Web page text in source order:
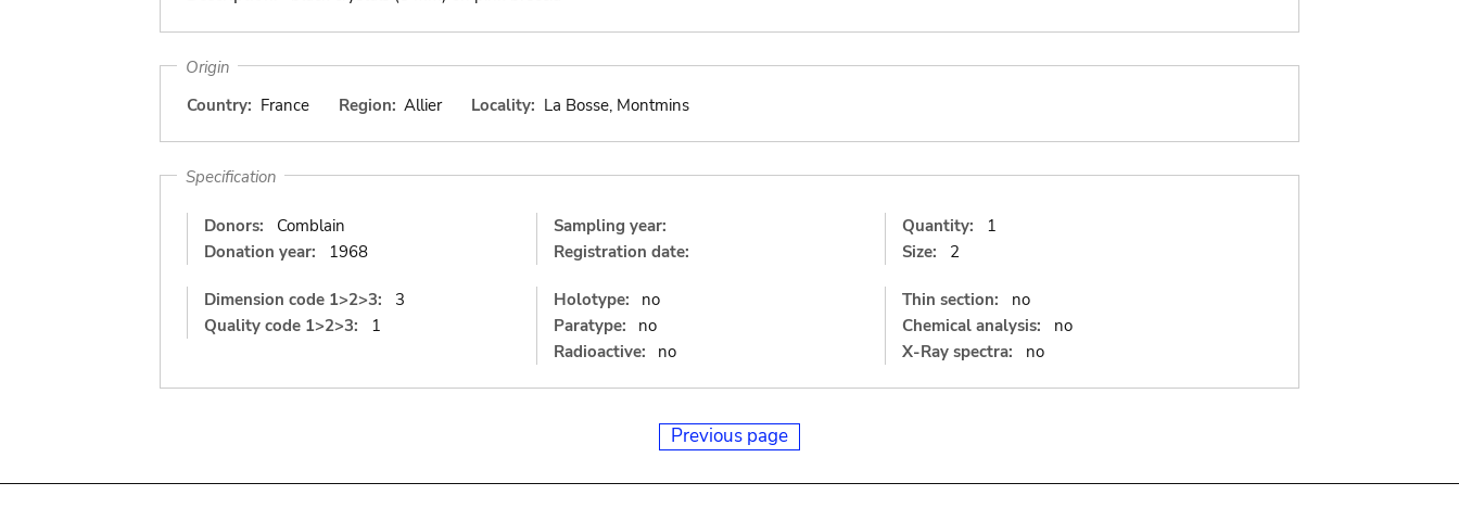
Origin
Country: France Region: Allier Locality: La Bosse, Montmins
Specification
Donors:
Comblain
Donation year:
1968
Sampling year:
Registration date:
Quantity:
1
Size:
2
Dimension code 1>2>3:
3
Quality code 1>2>3:
1
Holotype:
no
Paratype:
no
Radioactive:
no
Thin section:
no
Chemical analysis:
no
X-Ray spectra:
no
Previous page